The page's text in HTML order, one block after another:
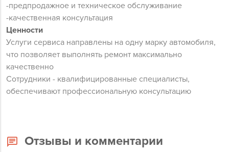
-предпродажное и техническое обслуживание
-качественная консультация
Ценности
Услуги сервиса направлены на одну марку автомобиля,
что позволяет выполнять ремонт максимально
качественно
Сотрудники - квалифицированные специалисты,
обеспечивают профессиональную консультацию
Отзывы и комментарии